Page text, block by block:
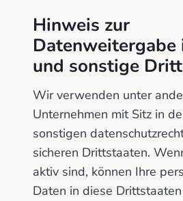
Hinweis zur
Datenweitergabe
und sonstige
Wir verwenden unter
Unternehmen mit Sitz in
sonstigen
sicheren Drittstaaten.
aktiv sind, können Ihre
Daten in diese